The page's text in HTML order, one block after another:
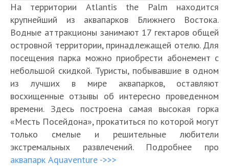
На территории Atlantis the Palm находится
крупнейший из аквапарков Ближнего Востока.
Водные аттракционы занимают 17 гектаров общей
островной территории, принадлежащей отелю. Для
посещения парка можно приобрести абонемент с
небольшой скидкой. Туристы, побывавшие в одном
из лучших в мире аквапарков, оставляют
восхищенные отзывы об интересно проведенном
времени. Здесь построена самая высокая горка
«Месть Посейдона», прокатиться по которой могут
только смелые и решительные любители
экстремальных развлечений. Подробнее про
аквапарк Aquaventure ->>>